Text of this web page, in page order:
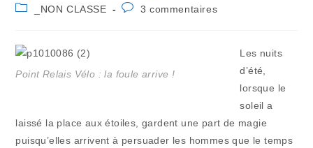
la
Post
_NON CLASSE
Commentaires
3 commentaires
Point Relais Vélo : la foule arrive !
Les nuits
d’été,
lorsque le
soleil a
laissé la place aux étoiles, gardent une part de magie
puisqu’elles arrivent à persuader les hommes que le temps